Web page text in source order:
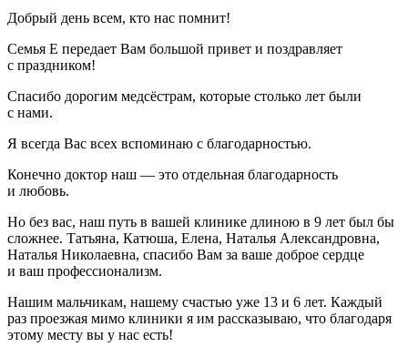
Добрый день всем, кто нас помнит!
Семья Е передает Вам большой привет и поздравляет
с праздником!
Спасибо дорогим медсёстрам, которые столько лет были
с нами.
Я всегда Вас всех вспоминаю с благодарностью.
Конечно доктор наш — это отдельная благодарность
и любовь.
Но без вас, наш путь в вашей клинике длиною в 9 лет был бы
сложнее. Татьяна, Катюша, Елена, Наталья Александровна,
Наталья Николаевна, спасибо Вам за ваше доброе сердце
и ваш профессионализм.
Нашим мальчикам, нашему счастью уже 13 и 6 лет. Каждый
раз проезжая мимо клиники я им рассказываю, что благодаря
этому месту вы у нас есть!